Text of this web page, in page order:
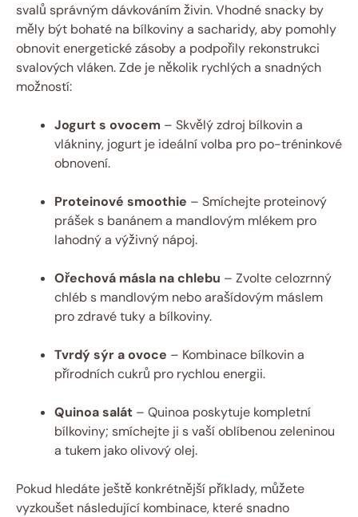
svalů správným dávkováním živin. Vhodné snacky by
měly být bohaté na bílkoviny a sacharidy, aby pomohly
obnovit energetické zásoby a podpořily rekonstrukci
svalových vláken. Zde je několik rychlých a snadných
možností:
Jogurt s ovocem – Skvělý zdroj bílkovin a
vlákniny, jogurt je ideální volba pro po-tréninkové
obnovení.
Proteinové smoothie – Smíchejte proteinový
prášek s banánem a mandlovým mlékem pro
lahodný a výživný nápoj.
Ořechová másla na chlebu – Zvolte celozrnný
chléb s mandlovým nebo arašídovým máslem
pro zdravé tuky a bílkoviny.
Tvrdý sýr a ovoce – Kombinace bílkovin a
přírodních cukrů pro rychlou energii.
Quinoa salát – Quinoa poskytuje kompletní
bílkoviny; smíchejte ji s vaší oblíbenou zeleninou
a tukem jako olivový olej.
Pokud hledáte ještě konkrétnější příklady, můžete
vyzkoušet následující kombinace, které snadno